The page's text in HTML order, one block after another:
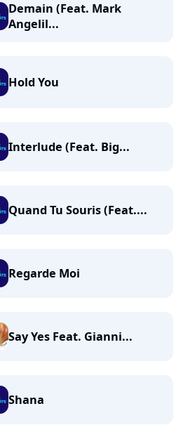
Demain (Feat. Mark
Angelil...
Hold You
Interlude (Feat. Big...
Quand Tu Souris (Feat....
Regarde Moi
Say Yes Feat. Gianni...
Shana